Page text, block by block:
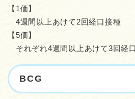
【1価】
4週間以上あけて2回経口接種
【5価】
それぞれ4週間以上あけて3回経
BCG